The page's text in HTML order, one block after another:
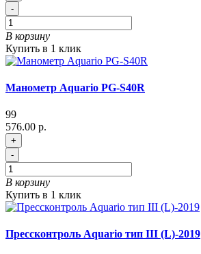
-
В корзину
Купить в 1 клик
Манометр Aquario PG-S40R
99
576.00 р.
+
-
В корзину
Купить в 1 клик
Прессконтроль Aquario тип III (L)-2019